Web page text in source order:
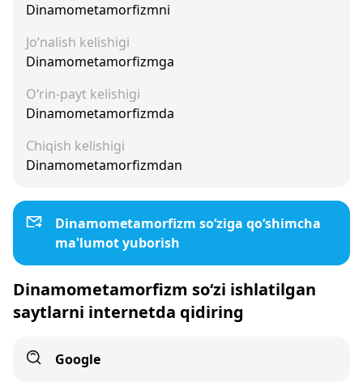
Dinamometamorfizmni
Jo‘nalish kelishigi
Dinamometamorfizmga
O‘rin-payt kelishigi
Dinamometamorfizmda
Chiqish kelishigi
Dinamometamorfizmdan
Dinamometamorfizm so‘ziga qo‘shimcha
ma'lumot yuborish
Dinamometamorfizm so‘zi ishlatilgan
saytlarni internetda qidiring
Google